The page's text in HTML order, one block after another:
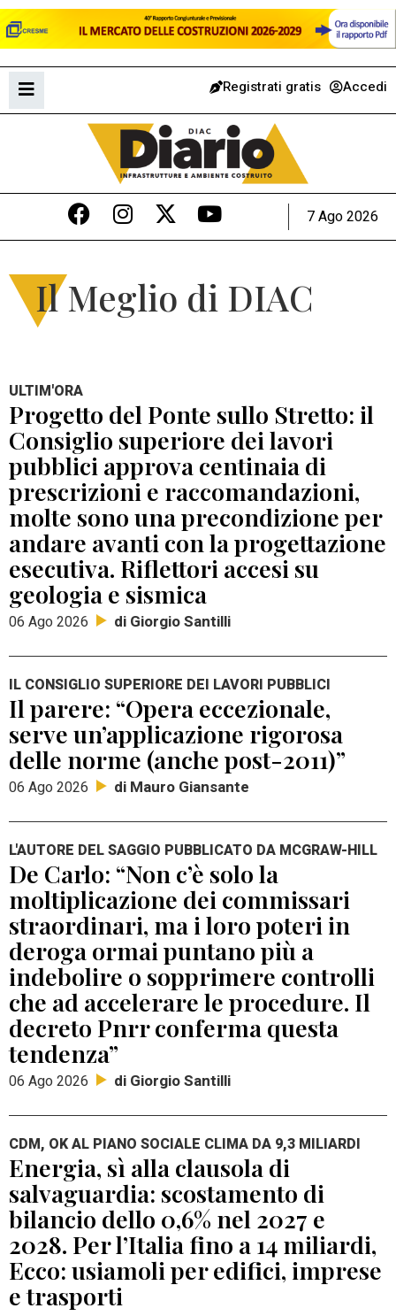
Registrati gratis Accedi
7 Ago 2026
Il Meglio di DIAC
ULTIM'ORA
Progetto del Ponte sullo Stretto: il
Consiglio superiore dei lavori
pubblici approva centinaia di
prescrizioni e raccomandazioni,
molte sono una precondizione per
andare avanti con la progettazione
esecutiva. Riflettori accesi su
geologia e sismica
06 Ago 2026 di Giorgio Santilli
IL CONSIGLIO SUPERIORE DEI LAVORI PUBBLICI
Il parere: “Opera eccezionale,
serve un’applicazione rigorosa
delle norme (anche post-2011)”
06 Ago 2026 di Mauro Giansante
L'AUTORE DEL SAGGIO PUBBLICATO DA MCGRAW-HILL
De Carlo: “Non c’è solo la
moltiplicazione dei commissari
straordinari, ma i loro poteri in
deroga ormai puntano più a
indebolire o sopprimere controlli
che ad accelerare le procedure. Il
decreto Pnrr conferma questa
tendenza”
06 Ago 2026 di Giorgio Santilli
CDM, OK AL PIANO SOCIALE CLIMA DA 9,3 MILIARDI
Energia, sì alla clausola di
salvaguardia: scostamento di
bilancio dello 0,6% nel 2027 e
2028. Per l’Italia fino a 14 miliardi,
Ecco: usiamoli per edifici, imprese
e trasporti